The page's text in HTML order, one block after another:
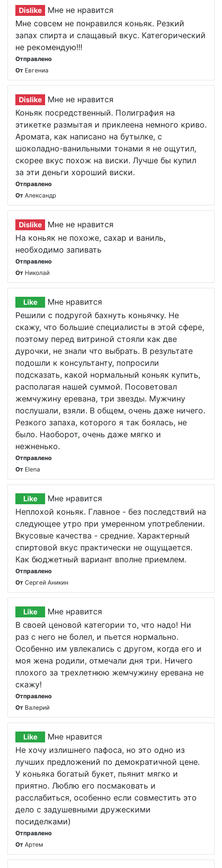
Dislike
Мне не нравится
Мне совсем не понравился коньяк. Резкий
запах спирта и слащавый вкус. Категорический
не рекомендую!!!
Отправлено
От Евгениа
Dislike
Мне не нравится
Коньяк посредственный. Полиграфия на
этикетке размытая и приклеена немного криво.
Аромата, как написано на бутылке, с
шоколадно-ванильными тонами я не ощутил,
скорее вкус похож на виски. Лучше бы купил
за эти деньги хороший виски.
Отправлено
От Александр
Dislike
Мне не нравится
На коньяк не похоже, сахар и ваниль,
необходимо запивать
Отправлено
От Николай
Like
Мне нравится
Решили с подругой бахнуть коньячку. Не
скажу, что большие специалисты в этой сфере,
поэтому перед витриной стояли как две
дурочки, не знали что выбрать. В результате
подошли к консультанту, попросили
подсказать, какой нормальный коньяк купить,
располагая нашей суммой. Посоветовал
жемчужину еревана, три звезды. Мужчину
послушали, взяли. В общем, очень даже ничего.
Резкого запаха, которого я так боялась, не
было. Наоборот, очень даже мягко и
нежненько.
Отправлено
От Elena
Like
Мне нравится
Неплохой коньяк. Главное - без последствий на
следующее утро при умеренном употреблении.
Вкусовые качества - средние. Характерный
спиртовой вкус практически не ощущается.
Как бюджетный вариант вполне приемлем.
Отправлено
От Сергей Аникин
Like
Мне нравится
В своей ценовой категории то, что надо! Ни
раз с него не болел, и пьется нормально.
Особенно им увлекались с другом, когда его и
моя жена родили, отмечали дня три. Ничего
плохого за трехлетнюю жемчужину еревана не
скажу!
Отправлено
От Валерий
Like
Мне нравится
Не хочу излишнего пафоса, но это одно из
лучших предложений по демократичной цене.
У коньяка богатый букет, пьянит мягко и
приятно. Люблю его посмаковать и
расслабиться, особенно если совместить это
дело с задушевными дружескими
посиделками)
Отправлено
От Артем